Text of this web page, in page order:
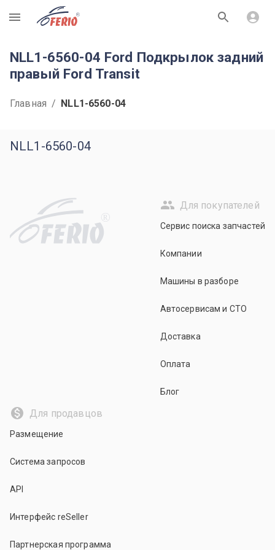
R
NLL1-6560-04 Ford Подкрылок задний
правый Ford Transit
Главная / NLL1-6560-04
NLL1-6560-04
R
Для покупателей
Сервис поиска запчастей
Компании
Машины в разборе
Автосервисам и СТО
Доставка
Оплата
Блог
Для продавцов
Размещение
Система запросов
API
Интерфейс reSeller
Партнерская программа